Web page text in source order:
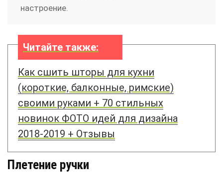
настроение.
Читайте также:
Как сшить шторы для кухни
(короткие, балконные, римские)
своими руками + 70 стильных
новинок ФОТО идей для дизайна
2018-2019 + Отзывы
Плетение ручки